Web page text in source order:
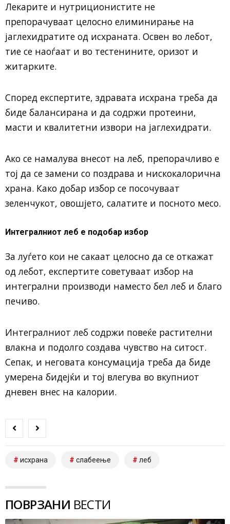
Лекарите и нутриционистите не
препорачуваат целосно елиминирање на
јаглехидратите од исхраната. Освен во лебот,
тие се наоѓаат и во тестенините, оризот и
житарките.
Според експертите, здравата исхрана треба да
биде балансирана и да содржи протеини,
масти и квалитетни извори на јаглехидрати.
Ако се намалува внесот на леб, препорачливо е
тој да се замени со поздрава и нискокалорична
храна. Како добар избор се посочуваат
зеленчукот, овошјето, салатите и посното месо.
Интегралниот леб е подобар избор
За луѓето кои не сакаат целосно да се откажат
од лебот, експертите советуваат избор на
интегрални производи наместо бел леб и благо
печиво.
Интегралниот леб содржи повеќе растителни
влакна и подолго создава чувство на ситост.
Сепак, и неговата консумација треба да биде
умерена бидејќи и тој влегува во вкупниот
дневен внес на калории.
исхрана слабеење леб
ПОВРЗАНИ ВЕСТИ